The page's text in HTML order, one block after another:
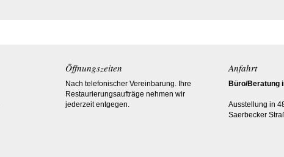
Öffnungszeiten
Nach telefonischer Vereinbarung. Ihre
Restaurierungsaufträge nehmen wir
jederzeit entgegen.
Anfahrt
Büro/Beratung
Ausstellung in
Saerbecker